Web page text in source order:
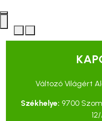
Változó Világért
Székhelye: 9700